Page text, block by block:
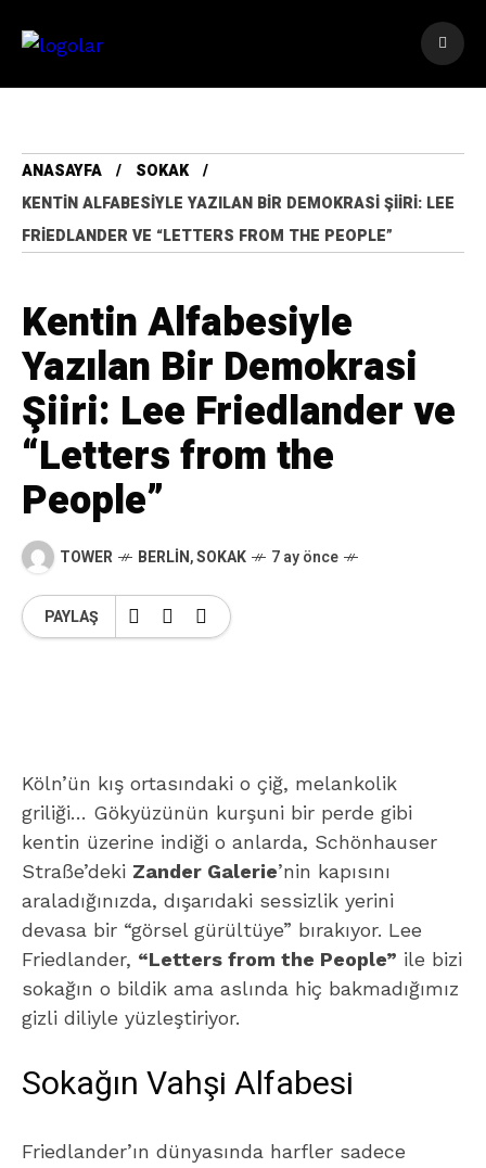
ANASAYFA
SOKAK
KENTIN ALFABESIYLE YAZILAN BIR DEMOKRASI ŞIIRI: LEE
FRIEDLANDER VE “LETTERS FROM THE PEOPLE”
Kentin Alfabesiyle
Yazılan Bir Demokrasi
Şiiri: Lee Friedlander ve
“Letters from the
People”
TOWER BERLIN,SOKAK 7 ay önce
PAYLAŞ
Köln’ün kış ortasındaki o çiğ, melankolik
griliği… Gökyüzünün kurşuni bir perde gibi
kentin üzerine indiği o anlarda, Schönhauser
Straße’deki Zander Galerie’nin kapısını
araladığınızda, dışarıdaki sessizlik yerini
devasa bir “görsel gürültüye” bırakıyor. Lee
Friedlander, “Letters from the People” ile bizi
sokağın o bildik ama aslında hiç bakmadığımız
gizli diliyle yüzleştiriyor.
Sokağın Vahşi Alfabesi
Friedlander’ın dünyasında harfler sadece